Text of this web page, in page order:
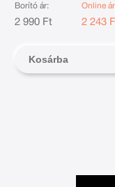
Borító ár:
2 990 Ft
Online
2 243
Kosárba